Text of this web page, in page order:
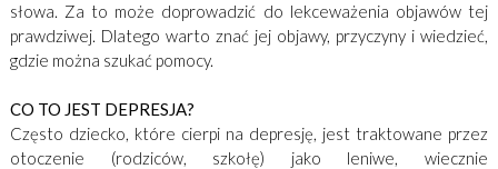
słowa. Za to może doprowadzić do lekceważenia objawów tej
prawdziwej. Dlatego warto znać jej objawy, przyczyny i wiedzieć,
gdzie można szukać pomocy.
CO TO JEST DEPRESJA?
Często dziecko, które cierpi na depresję, jest traktowane przez
otoczenie (rodziców, szkołę) jako leniwe, wiecznie